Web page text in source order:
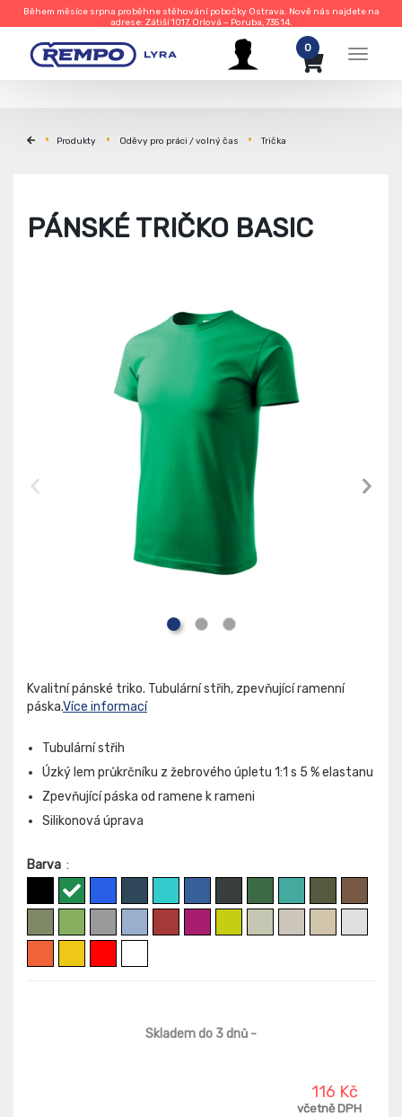
Během měsíce srpna proběhne stěhování pobočky Ostrava. Nově nás najdete na
adrese: Zátiší 1017, Orlová – Poruba, 735 14.
Menu
0
Produkty Oděvy pro práci / volný čas Trička
PÁNSKÉ TRIČKO BASIC
Kvalitní pánské triko. Tubulární střih, zpevňující ramenní
páska.Více informací
Tubulární střih
Úzký lem průkrčníku z žebrového úpletu 1:1 s 5 % elastanu
Zpevňující páska od ramene k rameni
Silikonová úprava
Barva :
Skladem do 3 dnů -
116 Kč
včetně DPH